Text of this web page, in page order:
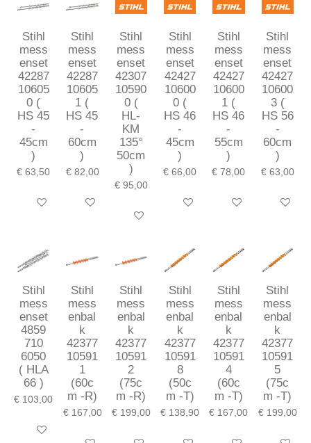
Stihl
mess
enset
42287
10605
0 (
HS 45
-
45cm
)
€ 63,50
In winkelwagen
Stihl
mess
enset
42287
10605
1 (
HS 45
-
60cm
)
€ 82,00
In winkelwagen
Stihl
mess
enset
42307
10590
0 (
HL-
KM
135°
50cm
)
€ 95,00
In winkelwagen
Stihl
mess
enset
42427
10600
0 (
HS 46
-
45cm
)
€ 66,00
In winkelwagen
Stihl
mess
enset
42427
10600
1 (
HS 46
-
55cm
)
€ 78,00
In winkelwagen
Stihl
mess
enset
42427
10600
3 (
HS 56
-
60cm
)
€ 63,00
In
Stihl
mess
enset
4859
710
6050
( HLA
66 )
€ 103,00
In winkelwagen
Stihl
mess
enbal
k
42377
10591
1
(60c
m -R)
€ 167,00
Stihl
mess
enbal
k
42377
10591
2
(75c
m -R)
€ 199,00
Stihl
mess
enbal
k
42377
10591
8
(50c
m -T)
€ 138,90
Stihl
mess
enbal
k
42377
10591
4
(60c
m -T)
€ 167,00
Stihl
mess
enbal
k
42377
10591
5
(75c
m -T)
€ 199,00